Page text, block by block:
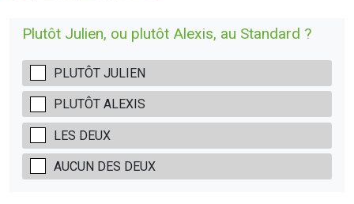
Plutôt Julien, ou plutôt Alexis, au Standard ?
PLUTÔT JULIEN
PLUTÔT ALEXIS
LES DEUX
AUCUN DES DEUX